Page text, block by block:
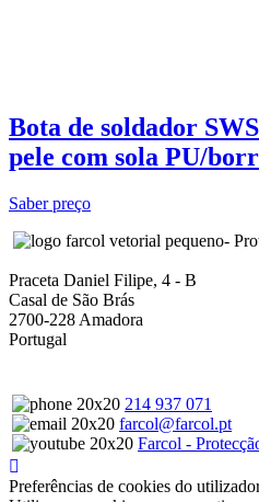
Bota de soldador
pele com sola PU/
Saber preço
-
Praceta Daniel Filipe, 4 - B
Casal de São Brás
2700-228 Amadora
Portugal
214 937 071
farcol@farcol.pt
Farcol -
Preferências de cookies do